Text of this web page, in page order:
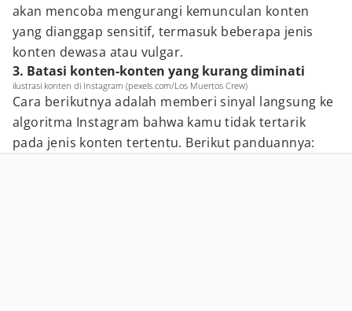
akan mencoba mengurangi kemunculan konten
yang dianggap sensitif, termasuk beberapa jenis
konten dewasa atau vulgar.
3. Batasi konten-konten yang kurang diminati
ilustrasi konten di Instagram (pexels.com/Los Muertos Crew)
Cara berikutnya adalah memberi sinyal langsung ke
algoritma Instagram bahwa kamu tidak tertarik
pada jenis konten tertentu. Berikut panduannya: